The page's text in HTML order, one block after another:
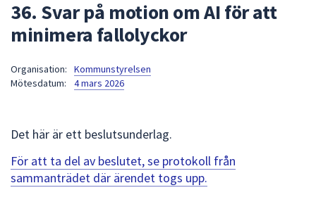
sökfältet
kommer
för
att
navigera
36. Svar på motion om AI för att
minimera fallolyckor
Organisation:
Kommunstyrelsen
Mötesdatum:
4 mars 2026
Det här är ett beslutsunderlag.
För att ta del av beslutet, se protokoll från
sammanträdet där ärendet togs upp.